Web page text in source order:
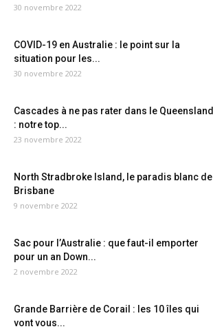
30 novembre 2022
COVID-19 en Australie : le point sur la
situation pour les...
30 novembre 2022
Cascades à ne pas rater dans le Queensland
: notre top...
23 novembre 2022
North Stradbroke Island, le paradis blanc de
Brisbane
9 novembre 2022
Sac pour l’Australie : que faut-il emporter
pour un an Down...
2 novembre 2022
Grande Barrière de Corail : les 10 îles qui
vont vous...